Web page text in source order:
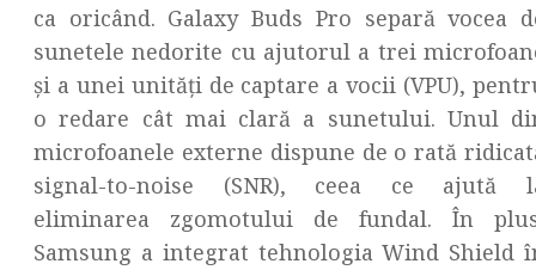
ca oricând. Galaxy Buds Pro separă vocea
sunetele nedorite cu ajutorul a trei
și a unei unități de captare a vocii (VPU),
o redare cât mai clară a sunetului. Unul
microfoanele externe dispune de o rată
signal-to-noise (SNR), ceea ce ajută
eliminarea zgomotului de fundal. În
Samsung a integrat tehnologia Wind Shield